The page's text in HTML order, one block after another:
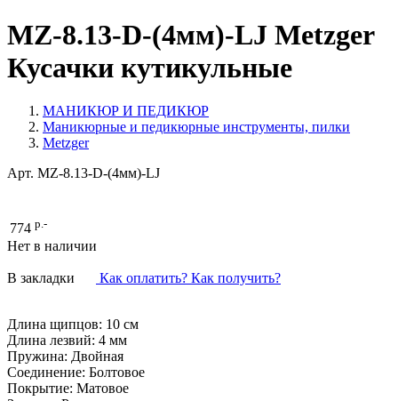
MZ-8.13-D-(4мм)-LJ Metzger
Кусачки кутикульные
МАНИКЮР И ПЕДИКЮР
Маникюрные и педикюрные инструменты, пилки
Metzger
Арт. MZ-8.13-D-(4мм)-LJ
774 р.-
Нет в наличии
В закладки Как оплатить? Как получить?
Длина щипцов: 10 см
Длина лезвий: 4 мм
Пружина: Двойная
Соединение: Болтовое
Покрытие: Матовое